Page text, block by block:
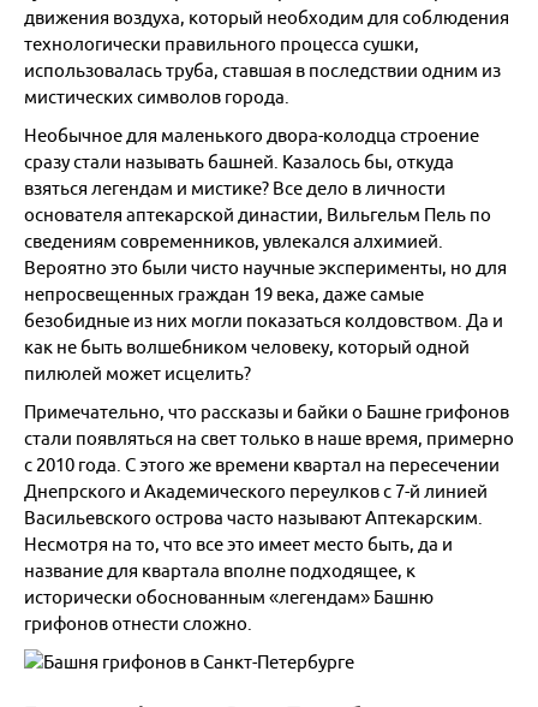
движения воздуха, который необходим для соблюдения
технологически правильного процесса сушки,
использовалась труба, ставшая в последствии одним из
мистических символов города.
Необычное для маленького двора-колодца строение
сразу стали называть башней. Казалось бы, откуда
взяться легендам и мистике? Все дело в личности
основателя аптекарской династии, Вильгельм Пель по
сведениям современников, увлекался алхимией.
Вероятно это были чисто научные эксперименты, но для
непросвещенных граждан 19 века, даже самые
безобидные из них могли показаться колдовством. Да и
как не быть волшебником человеку, который одной
пилюлей может исцелить?
Примечательно, что рассказы и байки о Башне грифонов
стали появляться на свет только в наше время, примерно
с 2010 года. С этого же времени квартал на пересечении
Днепрского и Академического переулков с 7-й линией
Васильевского острова часто называют Аптекарским.
Несмотря на то, что все это имеет место быть, да и
название для квартала вполне подходящее, к
исторически обоснованным «легендам» Башню
грифонов отнести сложно.